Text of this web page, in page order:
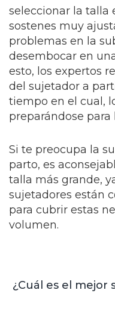
seleccionar la talla
sostenes muy
problemas en la
desembocar en
esto, los expertos
del sujetador a
tiempo en el cual,
preparándose para
Si te preocupa la
parto, es
talla más grande,
sujetadores están
para cubrir estas
volumen.
¿Cuál es el mejor